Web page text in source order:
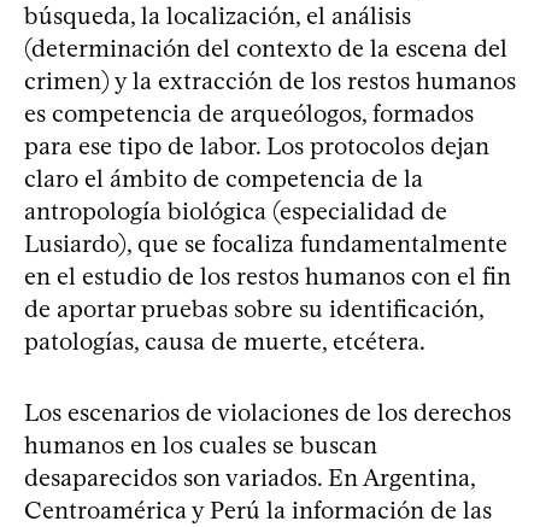
búsqueda, la localización, el análisis
(determinación del contexto de la escena del
crimen) y la extracción de los restos humanos
es competencia de arqueólogos, formados
para ese tipo de labor. Los protocolos dejan
claro el ámbito de competencia de la
antropología biológica (especialidad de
Lusiardo), que se focaliza fundamentalmente
en el estudio de los restos humanos con el fin
de aportar pruebas sobre su identificación,
patologías, causa de muerte, etcétera.
Los escenarios de violaciones de los derechos
humanos en los cuales se buscan
desaparecidos son variados. En Argentina,
Centroamérica y Perú la información de las